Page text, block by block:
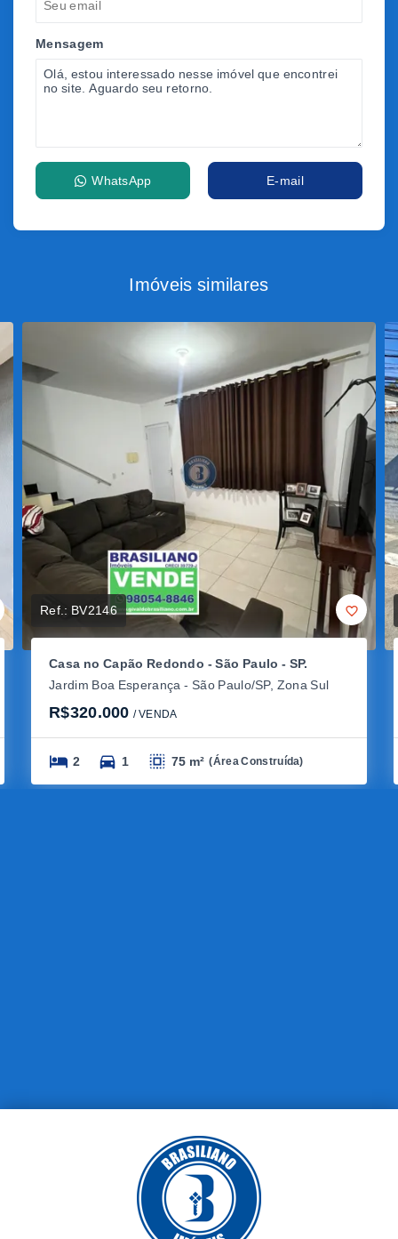
Mensagem
WhatsApp E-mail
Imóveis similares
Ref.: BV2146
Casa no Capão Redondo - São Paulo - SP.
Jardim Boa Esperança - São Paulo/SP, Zona Sul
R$320.000 / VENDA
2 1 75 m² (Área Construída)